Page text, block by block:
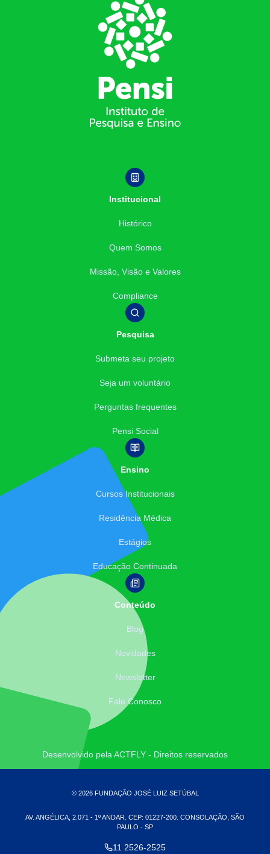
Institucional
Histórico
Quem Somos
Missão, Visão e Valores
Compliance
Pesquisa
Submeta seu projeto
Seja um voluntário
Perguntas frequentes
Pensi Social
Ensino
Cursos Institucionais
Residência Médica
Estágios
Educação Continuada
Conteúdo
Blog
Novidades
Newsletter
Fale Conosco
Desenvolvido pela ACTFLY - Direitos reservados
© 2026 FUNDAÇÃO JOSÉ LUIZ SETÚBAL
AV. ANGÉLICA, 2.071 - 1º ANDAR. CEP: 01227-200. CONSOLAÇÃO, SÃO
PAULO - SP
11 2526-2525